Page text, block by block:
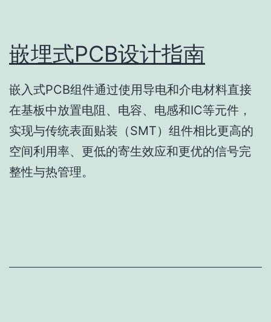
嵌埋式PCB设计指南
嵌入式PCB组件通过使用导电和介电材料直接
在基板中放置电阻、电容、电感和IC等元件，
实现与传统表面贴装（SMT）组件相比更高的
空间利用率、更低的寄生效应和更优的信号完
整性与热管理。